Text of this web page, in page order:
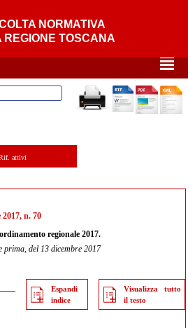
NORMATIVA
REGIONE TOSCANA
²
attivi
2017, n. 70
regionale 2017.
prima, del 13 dicembre 2017
Espandi
indice
Visualizza tutto
il testo